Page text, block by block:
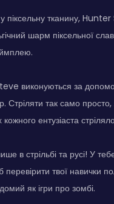
піксельну тканину,
шарм піксельної
виконуються за
Стріляти так само
ентузіаста
в стрільбі та русі! У
твої навички
як ігри про зомбі.